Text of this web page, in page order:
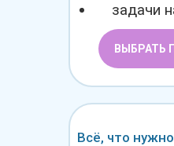
задачи
ВЫБРАТЬ
Всё, что